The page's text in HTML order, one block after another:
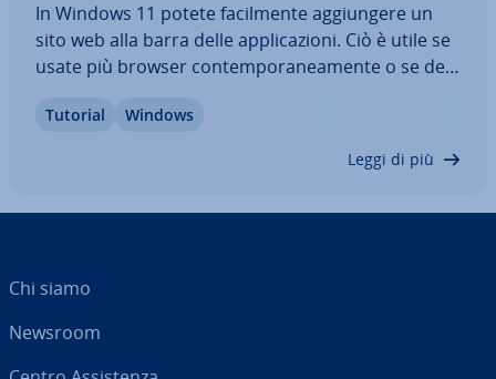
In Windows 11 potete fa­cil­men­te ag­giun­ge­re un
sito web alla barra delle ap­pli­ca­zio­ni. Ciò è utile se
usate più browser con­tem­po­ra­nea­men­te o se de­
te con un solo clic. Mentre con Edge ag­giun­ge­re i
Tutorial Windows
Leggi di più
Chi siamo
Newsroom